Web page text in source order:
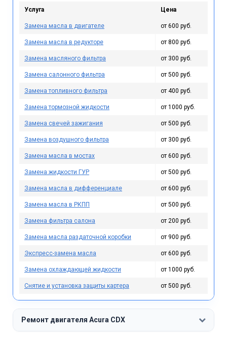
Услуга Цена
Замена масла в двигателе от 600 руб.
Замена масла в редукторе от 800 руб.
Замена масляного фильтра от 300 руб.
Замена салонного фильтра от 500 руб.
Замена топливного фильтра от 400 руб.
Замена тормозной жидкости от 1000 руб.
Замена свечей зажигания от 500 руб.
Замена воздушного фильтра от 300 руб.
Замена масла в мостах от 600 руб.
Замена жидкости ГУР от 500 руб.
Замена масла в дифференциале от 600 руб.
Замена масла в РКПП от 500 руб.
Замена фильтра салона от 200 руб.
Замена масла раздаточной коробки от 900 руб.
Экспресс-замена масла от 600 руб.
Замена охлаждающей жидкости от 1000 руб.
Снятие и установка защиты картера от 500 руб.
Ремонт двигателя Acura CDX